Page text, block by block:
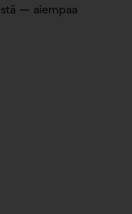
– aiempaa